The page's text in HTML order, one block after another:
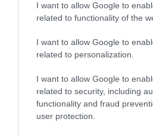
I want to allow Google to
related to functionality of the
I want to allow Google to
related to personalization.
I want to allow Google to
related to security, including
functionality and fraud
user protection.
Οι τράπεζες μοιράζουν
στους μετόχους ενώ δεν